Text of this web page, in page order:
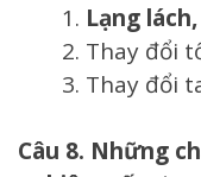
Lạng
Thay đổi
Thay đổi
Câu 8. Những